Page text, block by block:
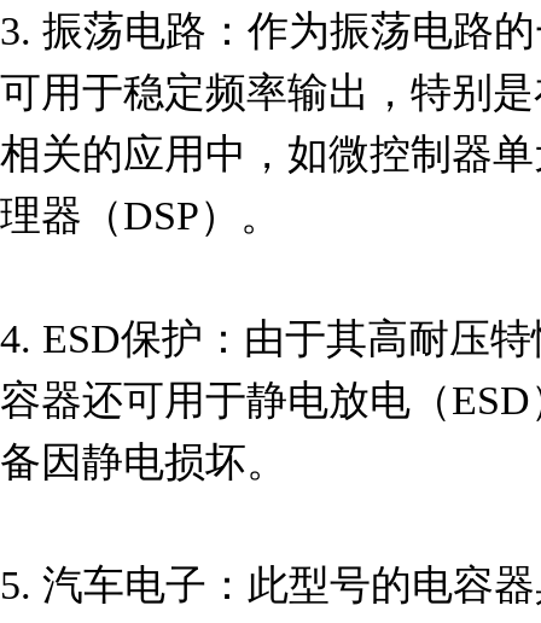
3. 振荡电路：作为振荡电路
可用于稳定频率输出，特别
相关的应用中，如微控制器
理器（DSP）。
4. ESD保护：由于其高耐压
容器还可用于静电放电（
备因静电损坏。
5. 汽车电子：此型号的电容